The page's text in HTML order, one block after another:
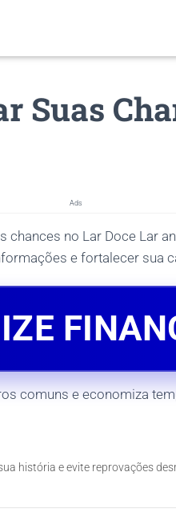
Suas
Ads
chances no Lar Doce Lar
e fortalecer sua
comuns e economiza
história e evite reprovações